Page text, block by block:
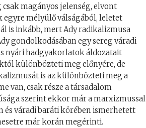
magányos jelenség, elvont
mélyülő válságából, leletet
is inkább, mert Ady radikalizmusa
gondolkodásában egy sereg váradi
nyári hadgyakorlatok áldozatait
különbözteti meg előnyére, de
is az különbözteti meg a
van, csak része a társadalom
szerint ekkor már a marxizmussal
és váradi baráti körében ismerhetett
már korán megérinti.